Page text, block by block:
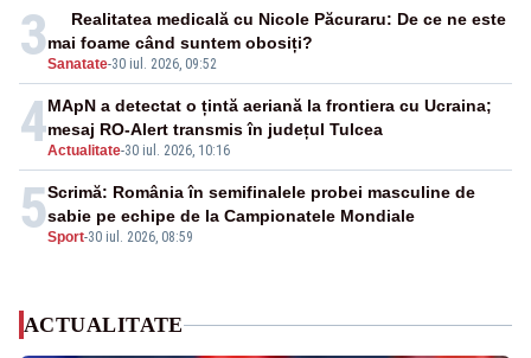
3Sanatate-30 iul. 2026, 09:52
Realitatea medicală cu Nicole Păcuraru: De ce ne este
mai foame când suntem obosiți?
4Actualitate-30 iul. 2026, 10:16
MApN a detectat o țintă aeriană la frontiera cu Ucraina;
mesaj RO-Alert transmis în județul Tulcea
5Sport-30 iul. 2026, 08:59
Scrimă: România în semifinalele probei masculine de
sabie pe echipe de la Campionatele Mondiale
ACTUALITATE